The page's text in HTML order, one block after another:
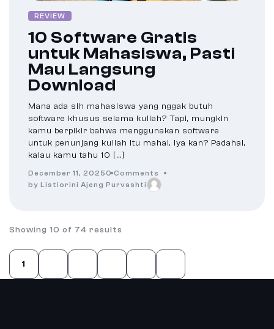
REVIEW
10 Software Gratis
untuk Mahasiswa, Pasti
Mau Langsung
Download
Mana ada sih mahasiswa yang nggak butuh
software khusus selama kuliah? Tapi, mungkin
kamu berpikir bahwa menggunakan software
untuk penunjang kuliah itu mahal, iya kan? Padahal,
kalau kamu tahu 10 […]
December 11, 2025 0 Comments
by Listiorini Ajeng Purvashti
Showing 10 of 74 results
1